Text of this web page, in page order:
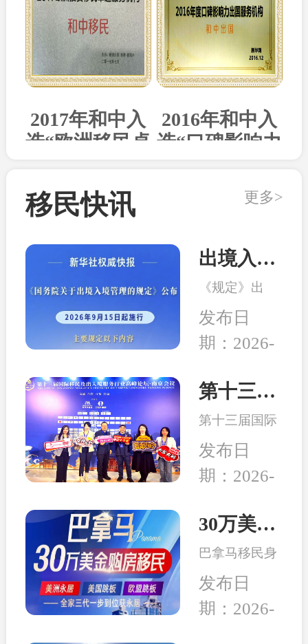
2017年和中入
选“欧洲移民卓
2016年和中入
选“口碑影响力
移民快讯 更多>
出境入境管理新规发布！移民服务监管升级，哪些机构更值得选择？
《规定》出
台，是我国完
善出入境管理
制度的重要举
交流持续深
家庭萌生海外
身份规划、子
女教育、全球
生活布局等需
务行业迎来新
的发展机遇。
发布日
期：2026-
第十三届移民行业高峰论坛在南京举行 和中入选诚信专业示范机构
第十三届国际
移民及出入境
服务行业高峰
论坛在中国南
次峰会以“破
未来”为主
题，吸引了来
自全球几十个
国家的数千位
发布日
期：2026-
30万美元买房送巴拿马永居：高性价比、税务规划、入籍大揭秘！
巴拿马移民身
份开始受到很
多客户的青
睐，究其原因
发布日
期：2026-